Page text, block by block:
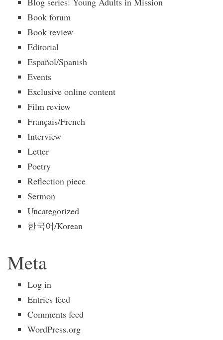
Book forum
Book review
Editorial
Español/Spanish
Events
Exclusive online content
Film review
Français/French
Interview
Letter
Poetry
Reflection piece
Sermon
Uncategorized
한국어/Korean
Meta
Log in
Entries feed
Comments feed
WordPress.org